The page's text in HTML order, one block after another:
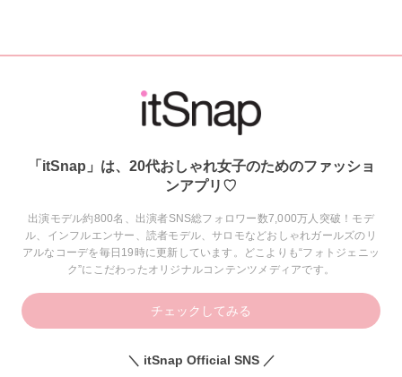
「itSnap」は、20代おしゃれ女子のためのファッショ
ンアプリ♡
出演モデル約800名、出演者SNS総フォロワー数7,000万人突破！モデ
ル、インフルエンサー、読者モデル、サロモなどおしゃれガールズのリ
アルなコーデを毎日19時に更新しています。どこよりも“フォトジェニッ
ク”にこだわったオリジナルコンテンツメディアです。
チェックしてみる
＼ itSnap Official SNS ／